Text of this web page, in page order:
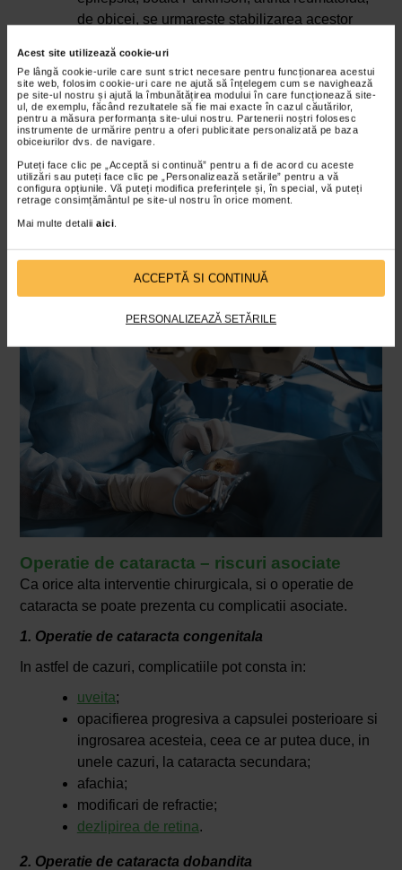
Acest site utilizează cookie-uri
Pe lângă cookie-urile care sunt strict necesare pentru funcționarea acestui
site web, folosim cookie-uri care ne ajută să înțelegem cum se navighează
pe site-ul nostru și ajută la îmbunătățirea modului în care funcționează site-
ul, de exemplu, făcând rezultatele să fie mai exacte în cazul căutărilor,
pentru a măsura performanța site-ului nostru. Partenerii noștri folosesc
instrumente de urmărire pentru a oferi publicitate personalizată pe baza
obiceiurilor dvs. de navigare.
Puteți face clic pe „Acceptă si continuă” pentru a fi de acord cu aceste
utilizări sau puteți face clic pe „Personalizează setările” pentru a vă
configura opțiunile. Vă puteți modifica preferințele și, în special, vă puteți
retrage consimțământul pe site-ul nostru în orice moment.
Mai multe detalii aici
ACCEPTĂ SI CONTINUĂ
PERSONALIZEAZĂ SETĂRILE
de obicei, se urmareste stabilizarea acestor
alergii severe la anestezice folosite reprezinta o
contraindicatie pentru aceasta interventie.
In cele mai multe cazuri, interventia chirurgicala are rol
curativ maximal, restabilind acuitatea vizuala a
pacientului. Rezultatul postoperator depinde in principal
de respectarea cu strictete a sfaturilor medicului in ceea
ce priveste igiena si recuperarea, precum si a
tratamentului indicat. Prezenta subiacenta a unor boli
sistemice, momentul in care are loc interventia, precum si
criterii esentiale pentru rezultatul postoprator.
Operatie de cataracta – riscuri asociate
Ca orice alta interventie chirurgicala, si o operatie de
cataracta se poate prezenta cu complicatii asociate.
1. Operatie de cataracta congenitala
In astfel de cazuri, complicatiile pot consta in:
uveita;
opacifierea progresiva a capsulei posterioare si
ingrosarea acesteia, ceea ce ar putea duce, in
unele cazuri, la cataracta secundara;
afachia;
modificari de refractie;
dezlipirea de retina.
2. Operatie de cataracta dobandita